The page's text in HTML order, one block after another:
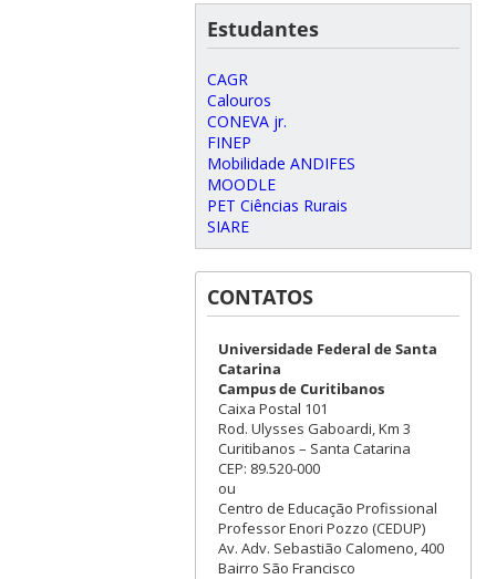
Estudantes
CAGR
Calouros
CONEVA jr.
FINEP
Mobilidade ANDIFES
MOODLE
PET Ciências Rurais
SIARE
CONTATOS
Universidade Federal de Santa
Catarina
Campus de Curitibanos
Caixa Postal 101
Rod. Ulysses Gaboardi, Km 3
Curitibanos – Santa Catarina
CEP: 89.520-000
ou
Centro de Educação Profissional
Professor Enori Pozzo (CEDUP)
Av. Adv. Sebastião Calomeno, 400
Bairro São Francisco